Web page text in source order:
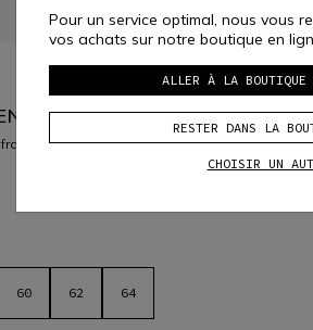
TEXTILE HOMME
idéales pendant la saison la plus
60 62 64
Pour un service optimal, nous vous
vos achats sur notre boutique en
ALLER À LA BOUTIQUE
RESTER DANS LA
CHOISIR UN